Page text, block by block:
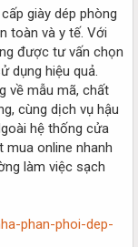
giày dép phòng
toàn và y tế. Với
được tư vấn chọn
dụng hiệu quả.
về mẫu mã, chất
cùng dịch vụ hậu
hệ thống cửa
mua online nhanh
làm việc sạch
phan-phoi-dep-